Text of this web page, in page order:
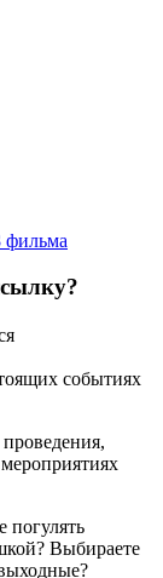
фильма
событиях
погулять
Выбираете